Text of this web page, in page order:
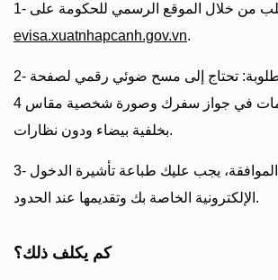
من خلال الموقع الرسمي للحكومة على
evisa.xuatnhapcanh.gov.vn.
2- المستندات المطلوبة: تحتاج إلى مسح ضوئي رقمي لصفحة
المعلومات في جواز سفرك وصورة شخصية مقاس 4x6 سم
بخلفية بيضاء ودون نظارات.
3- الموافقة: بعد الموافقة، يجب عليك طباعة تأشيرة الدخول
الإلكترونية الخاصة بك وتقديمها عند الحدود.
كم يكلف ذلك؟